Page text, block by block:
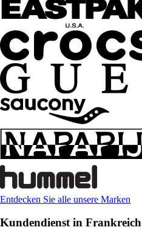
Entdecken Sie alle unsere Marken
Kundendienst in Frankreich